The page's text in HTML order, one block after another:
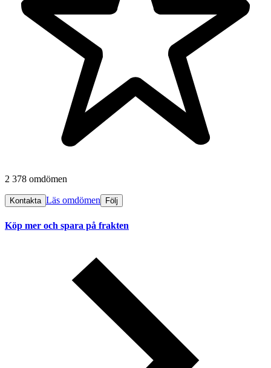
2 378 omdömen
Kontakta Läs omdömen Följ
Köp mer och spara på frakten